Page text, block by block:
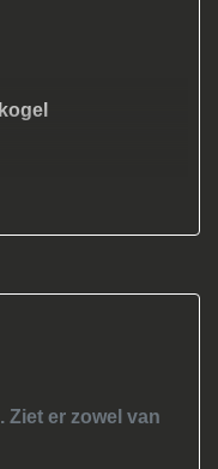
dimmend
Ziet er zowel van